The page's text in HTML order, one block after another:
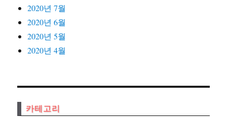
2020년 7월
2020년 6월
2020년 5월
2020년 4월
카테고리